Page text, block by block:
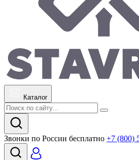
Каталог
Звонки по России бесплатно +7 (800)